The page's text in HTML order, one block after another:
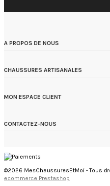
A PROPOS DE NOUS
CHAUSSURES ARTISANALES
MON ESPACE CLIENT
CONTACTEZ-NOUS
©2026 MesChaussuresEtMoi - Tous
ecommerce Prestashop